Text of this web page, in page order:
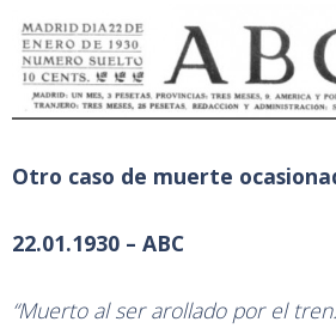
Otro caso de muerte
22.01.1930 – ABC
“Muerto al ser arollado por el